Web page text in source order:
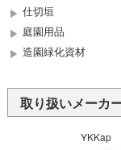
仕切垣
庭園用品
造園緑化資材
取り扱いメーカ
YKKap